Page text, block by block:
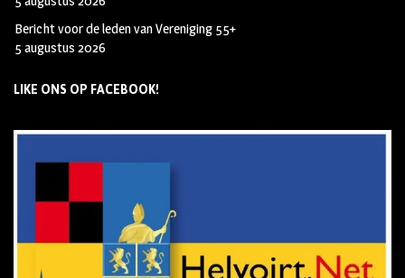
Bericht voor de leden van Vereniging 55+
5 augustus 2026
LIKE ONS OP FACEBOOK!